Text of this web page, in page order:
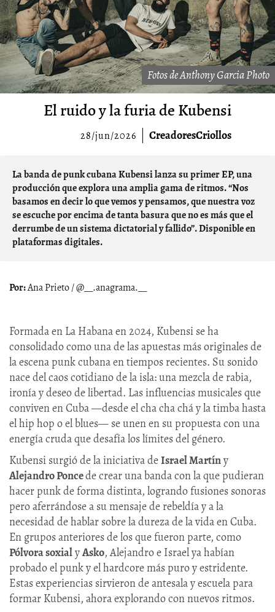
Fotos de Anthony Garcia Photo
El ruido y la furia de Kubensi
28/jun/2026 CreadoresCriollos
La banda de punk cubana Kubensi lanza su primer EP, una
producción que explora una amplia gama de ritmos. “Nos
basamos en decir lo que vemos y pensamos, que nuestra voz
se escuche por encima de tanta basura que no es más que el
derrumbe de un sistema dictatorial y fallido”. Disponible en
plataformas digitales.
Ana Prieto / @__.anagrama.__
Formada en La Habana en 2024, Kubensi se ha
consolidado como una de las apuestas más originales de
la escena punk cubana en tiempos recientes. Su sonido
nace del caos cotidiano de la isla: una mezcla de rabia,
ironía y deseo de libertad. Las influencias musicales que
conviven en Cuba —desde el cha cha chá y la timba hasta
el hip hop o el blues— se unen en su propuesta con una
energía cruda que desafía los límites del género.
Kubensi surgió de la iniciativa deIsrael Martíny
Alejandro Poncede crear una banda con la que pudieran
hacer punk de forma distinta, logrando fusiones sonoras
pero aferrándose a su mensaje de rebeldía y a la
necesidad de hablar sobre la dureza de la vida en Cuba.
En grupos anteriores de los que fueron parte, como
Pólvora soxialyAsko, Alejandro e Israel ya habían
probado el punk y el hardcore más puro y estridente.
Estas experiencias sirvieron de antesala y escuela para
formar Kubensi, ahora explorando con nuevos ritmos.